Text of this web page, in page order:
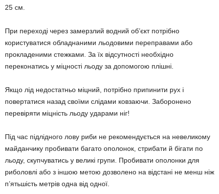
25 см.
При переході через замерзлий водний об’єкт потрібно
користуватися обладнаними льодовими переправами або
прокладеними стежками. За їх відсутності необхідно
переконатись у міцності льоду за допомогою плішні.
Якщо лід недостатньо міцний, потрібно припинити рух і
повертатися назад своїми слідами ковзаючи. Заборонено
перевіряти міцність льоду ударами ніг!
Під час підлідного лову риби не рекомендується на невеликому
майданчику пробивати багато ополонок, стрибати й бігати по
льоду, скупчуватись у великі групи. Пробивати ополонки для
риболовлі або з іншою метою дозволено на відстані не менш ніж
п’ятьшість метрів одна від одної.